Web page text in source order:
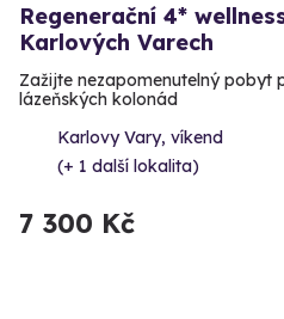
Regenerační 4*
Karlových Varech
Zažijte nezapomenutelný pobyt
lázeňských kolonád
Karlovy Vary, víkend
(+ 1 další lokalita)
7 300 Kč